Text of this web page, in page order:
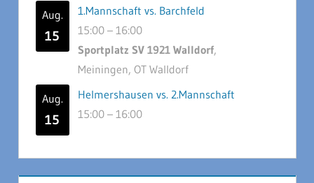
Aug.
15
1.Mannschaft vs. Barchfeld
15:00 – 16:00
Sportplatz SV 1921 Walldorf,
Meiningen, OT Walldorf
Aug.
15
Helmershausen vs. 2.Mannschaft
15:00 – 16:00